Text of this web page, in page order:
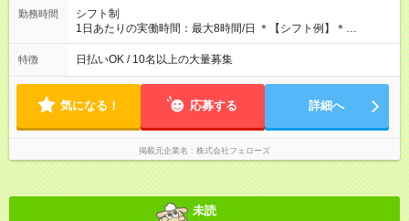
と同じです。
勤務時間
シフト制
1日あたりの実働時間：最大8時間/日 ＊【シフト例】＊
(1) 10:00～19:00 (2) 11:00～20:00 (3) 12:00～21:00 など ◎
いずれも実働8時間・休憩1時間です。中抜けシフトなどはあり
たい」などあれば相談に応じますのでおっしゃってください！
特徴 日払いOK / 10名以上の大量募集
気になる！ 応募する 詳細へ
掲載元企業名 株式会社フェローズ
未読